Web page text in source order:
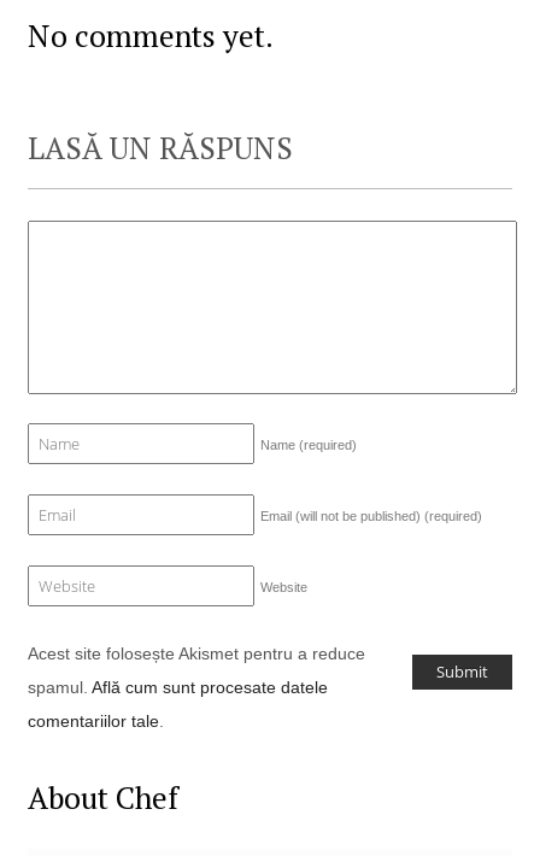
No comments yet.
LASĂ UN RĂSPUNS
Name (required)
Email (will not be published) (required)
Website
Acest site folosește Akismet pentru a reduce
spamul. Află cum sunt procesate datele
comentariilor tale.
About Chef